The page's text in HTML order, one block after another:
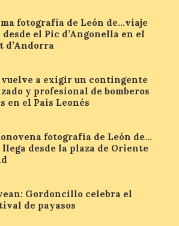
edición de León
Una iniciativa
por la sección
de la Asociación
y el Diario de
Información para
Miguel Robles
fotografía de […]
Iberia
en la
de
fotografía de León de…viaje
el Pic d’Angonella en el
d’Andorra
vuelve a exigir un contingente
y profesional de bomberos
en el País Leonés
fotografía de León de…
llega desde la plaza de Oriente
Gordoncillo celebra el
de payasos